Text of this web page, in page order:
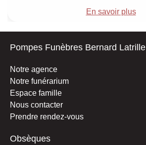
En savoir plus
Pompes Funèbres Bernard Latrille
Notre agence
Notre funérarium
Espace famille
Nous contacter
Prendre rendez-vous
Obsèques